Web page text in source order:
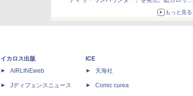
もっと見る
イカロス出版
AIRLINEweb
Jディフェンスニュース
ICE
天海社
Comic curea